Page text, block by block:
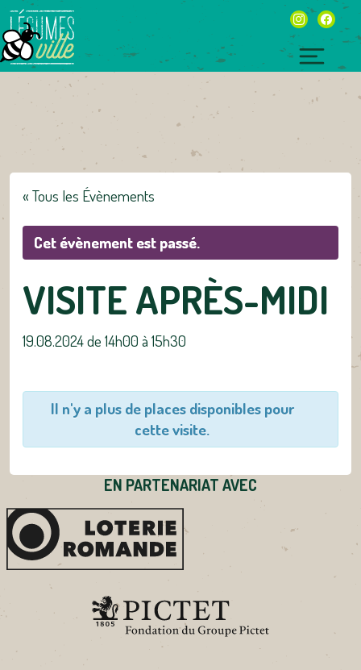
Skip
to
content
instagram
« Tous les Évènements
Cet évènement est passé.
VISITE APRÈS-MIDI
19.08.2024 de 14h00 à 15h30
Il n'y a plus de places disponibles pour
cette visite.
EN PARTENARIAT AVEC